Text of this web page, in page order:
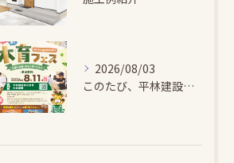
2026/08/03
このたび、平林建設では、お子さまが木とふれあい・木について学...